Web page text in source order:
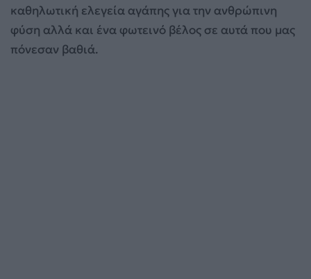
καθηλωτική ελεγεία αγάπης για την ανθρώπινη
φύση αλλά και ένα φωτεινό βέλος σε αυτά που μας
πόνεσαν βαθιά.